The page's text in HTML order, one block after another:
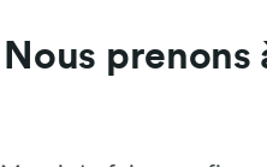
Nous